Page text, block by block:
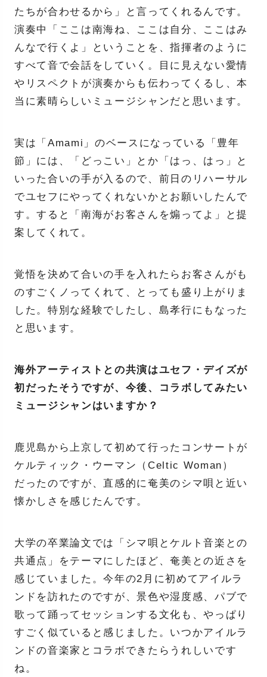
たちが合わせるから」と言ってくれるんです。
演奏中「ここは南海ね、ここは自分、ここはみ
んなで行くよ」ということを、指揮者のように
すべて音で会話をしていく。目に見えない愛情
やリスペクトが演奏からも伝わってくるし、本
当に素晴らしいミュージシャンだと思います。
実は「Amami」のベースになっている「豊年
節」には、「どっこい」とか「はっ、はっ」と
いった合いの手が入るので、前日のリハーサル
でユセフにやってくれないかとお願いしたんで
す。すると「南海がお客さんを煽ってよ」と提
案してくれて。
覚悟を決めて合いの手を入れたらお客さんがも
のすごくノってくれて、とっても盛り上がりま
した。特別な経験でしたし、島孝行にもなった
と思います。
海外アーティストとの共演はユセフ・デイズが
初だったそうですが、今後、コラボしてみたい
ミュージシャンはいますか？
鹿児島から上京して初めて行ったコンサートが
ケルティック・ウーマン（Celtic Woman）
だったのですが、直感的に奄美のシマ唄と近い
懐かしさを感じたんです。
大学の卒業論文では「シマ唄とケルト音楽との
共通点」をテーマにしたほど、奄美との近さを
感じていました。今年の2月に初めてアイルラ
ンドを訪れたのですが、景色や湿度感、パブで
歌って踊ってセッションする文化も、やっぱり
すごく似ていると感じました。いつかアイルラ
ンドの音楽家とコラボできたらうれしいです
ね。